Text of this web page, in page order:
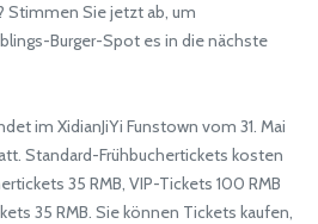
Sie jetzt ab, um
Burger-Spot es in die nächste
im XidianJiYi Funstown vom 31. Mai
Standard-Frühbuchertickets kosten
35 RMB, VIP-Tickets 100 RMB
35 RMB. Sie können Tickets kaufen,